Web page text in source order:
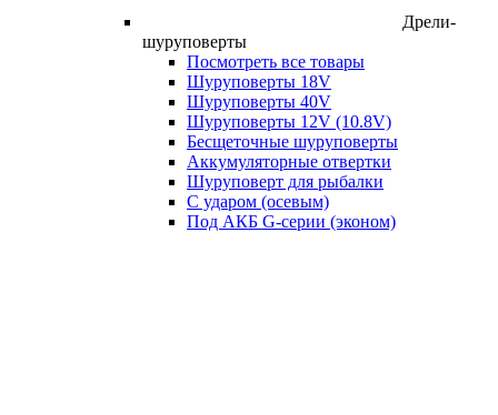
Дрели-
шуруповерты
Посмотреть все товары
Шуруповерты 18V
Шуруповерты 40V
Шуруповерты 12V (10.8V)
Бесщеточные шуруповерты
Аккумуляторные отвертки
Шуруповерт для рыбалки
С ударом (осевым)
Под АКБ G-серии (эконом)